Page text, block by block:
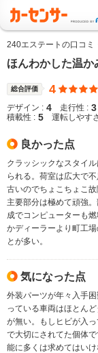
240エステートの口コミ
ほんわかした温
総合評価 4
デザイン : 4 走行性 : 3
積載性 : 5 運転しやす
良かった点
クラッシックなスタイ
られる。荷室は広大で
古いのでちょこちょこ
主要部分は極めて頑強
成でコンピューターも
かディーラーより町工
とが多い。
気になった点
外装パーツが年々入手
っている車両はほとん
が無い。もしヒビが入
で大切にされてた個体
能に多くは求めてはい